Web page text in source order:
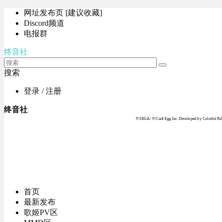
网址发布页 [建议收藏]
Discord频道
电报群
终音社
搜索
登录 / 注册
终音社
© SEGA / © Craft Egg Inc. Developed by Colorful
首页
最新发布
歌姬PV区